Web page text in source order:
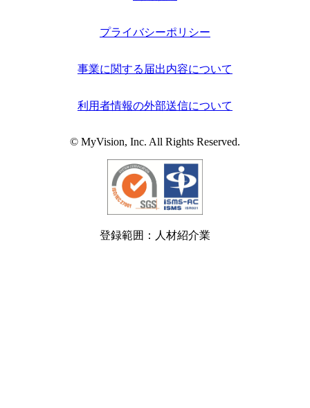
プライバシーポリシー
事業に関する届出内容について
利用者情報の外部送信について
© MyVision, Inc. All Rights Reserved.
登録範囲：人材紹介業